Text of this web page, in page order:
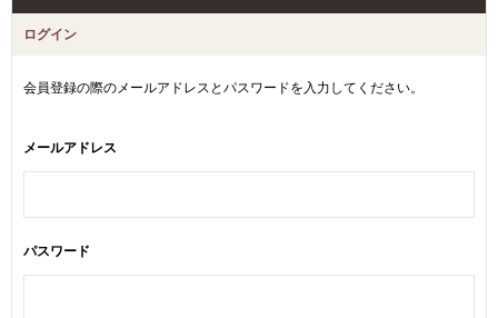
ログイン
会員登録の際のメールアドレスとパスワードを入力してください。
メールアドレス
パスワード